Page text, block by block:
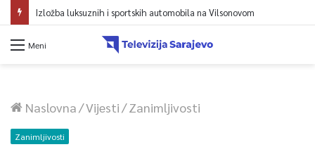
Izložba luksuznih i sportskih automobila na Vilsonovom
Meni
Naslovna/Vijesti/Zanimljivosti
Zanimljivosti